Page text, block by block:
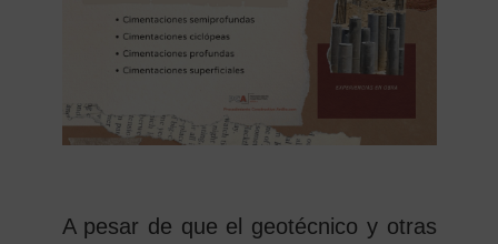
A pesar de que el geotécnico y otras